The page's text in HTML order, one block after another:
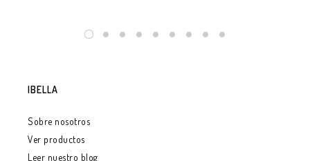
IBELLA
Sobre nosotros
Ver productos
Leer nuestro blog